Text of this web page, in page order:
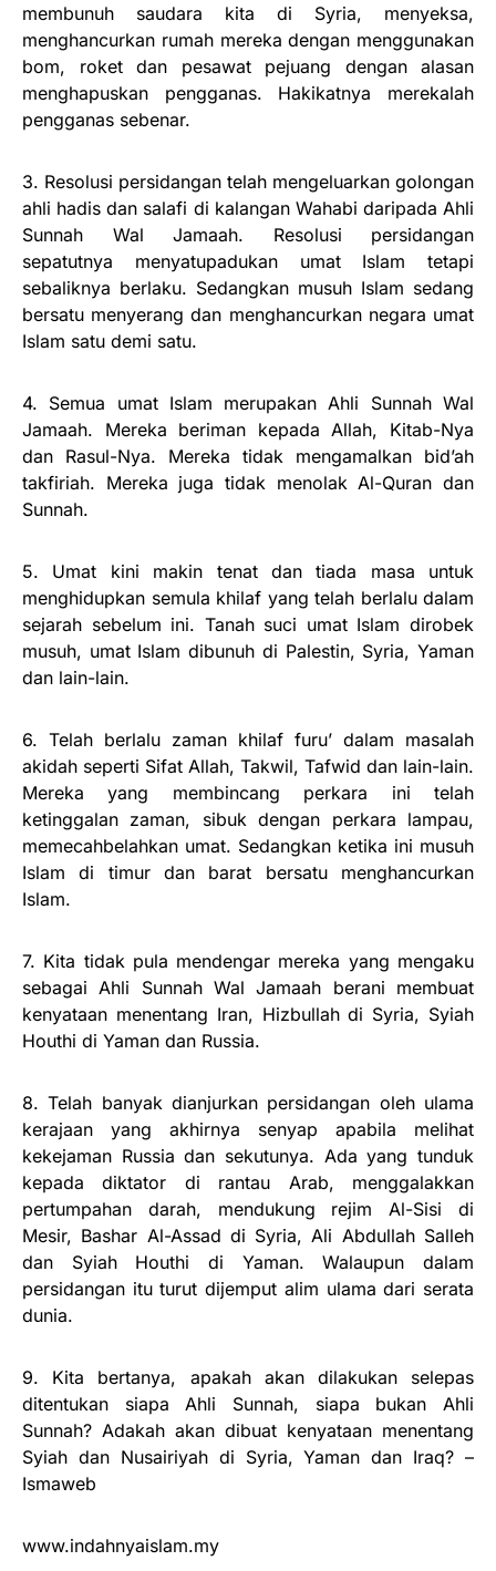
membunuh saudara kita di Syria, menyeksa,
menghancurkan rumah mereka dengan menggunakan
bom, roket dan pesawat pejuang dengan alasan
menghapuskan pengganas. Hakikatnya merekalah
pengganas sebenar.
3. Resolusi persidangan telah mengeluarkan golongan
ahli hadis dan salafi di kalangan Wahabi daripada Ahli
Sunnah Wal Jamaah. Resolusi persidangan
sepatutnya menyatupadukan umat Islam tetapi
sebaliknya berlaku. Sedangkan musuh Islam sedang
bersatu menyerang dan menghancurkan negara umat
Islam satu demi satu.
4. Semua umat Islam merupakan Ahli Sunnah Wal
Jamaah. Mereka beriman kepada Allah, Kitab-Nya
dan Rasul-Nya. Mereka tidak mengamalkan bid’ah
takfiriah. Mereka juga tidak menolak Al-Quran dan
Sunnah.
5. Umat kini makin tenat dan tiada masa untuk
menghidupkan semula khilaf yang telah berlalu dalam
sejarah sebelum ini. Tanah suci umat Islam dirobek
musuh, umat Islam dibunuh di Palestin, Syria, Yaman
dan lain-lain.
6. Telah berlalu zaman khilaf furu’ dalam masalah
akidah seperti Sifat Allah, Takwil, Tafwid dan lain-lain.
Mereka yang membincang perkara ini telah
ketinggalan zaman, sibuk dengan perkara lampau,
memecahbelahkan umat. Sedangkan ketika ini musuh
Islam di timur dan barat bersatu menghancurkan
Islam.
7. Kita tidak pula mendengar mereka yang mengaku
sebagai Ahli Sunnah Wal Jamaah berani membuat
kenyataan menentang Iran, Hizbullah di Syria, Syiah
Houthi di Yaman dan Russia.
8. Telah banyak dianjurkan persidangan oleh ulama
kerajaan yang akhirnya senyap apabila melihat
kekejaman Russia dan sekutunya. Ada yang tunduk
kepada diktator di rantau Arab, menggalakkan
pertumpahan darah, mendukung rejim Al-Sisi di
Mesir, Bashar Al-Assad di Syria, Ali Abdullah Salleh
dan Syiah Houthi di Yaman. Walaupun dalam
persidangan itu turut dijemput alim ulama dari serata
dunia.
9. Kita bertanya, apakah akan dilakukan selepas
ditentukan siapa Ahli Sunnah, siapa bukan Ahli
Sunnah? Adakah akan dibuat kenyataan menentang
Syiah dan Nusairiyah di Syria, Yaman dan Iraq? –
Ismaweb
www.indahnyaislam.my